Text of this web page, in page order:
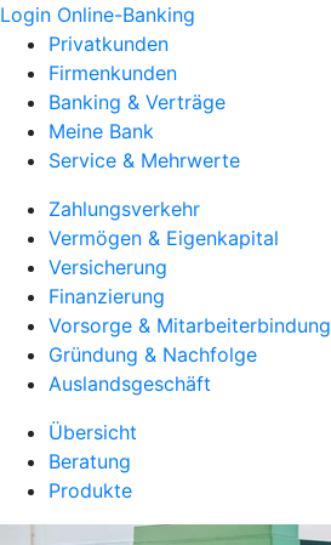
Login Online-Banking
Privatkunden
Firmenkunden
Banking & Verträge
Meine Bank
Service & Mehrwerte
Zahlungsverkehr
Vermögen & Eigenkapital
Versicherung
Finanzierung
Vorsorge & Mitarbeiterbindung
Gründung & Nachfolge
Auslandsgeschäft
Übersicht
Beratung
Produkte